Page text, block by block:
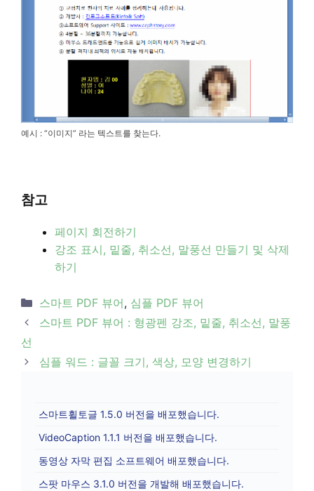
예시 : “이미지” 라는 텍스트를 찾는다.
참고
페이지 회전하기
강조 표시, 밑줄, 취소선, 말풍선 만들기 및 삭제
하기
Categories
스마트 PDF 뷰어, 심플 PDF 뷰어
Post
navigation
스마트 PDF 뷰어 : 형광펜 강조, 밑줄, 취소선, 말풍
선
심플 워드 : 글꼴 크기, 색상, 모양 변경하기
스마트휠토글 1.5.0 버전을 배포했습니다.
VideoCaption 1.1.1 버전을 배포했습니다.
동영상 자막 편집 소프트웨어 배포했습니다.
스팟 마우스 3.1.0 버전을 개발해 배포했습니다.